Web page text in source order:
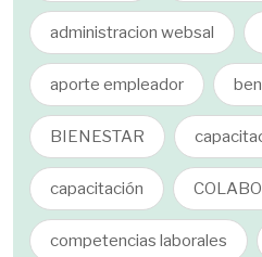
administracion websal
aporte empleador
BIENESTAR
capacitación
competencias laborales